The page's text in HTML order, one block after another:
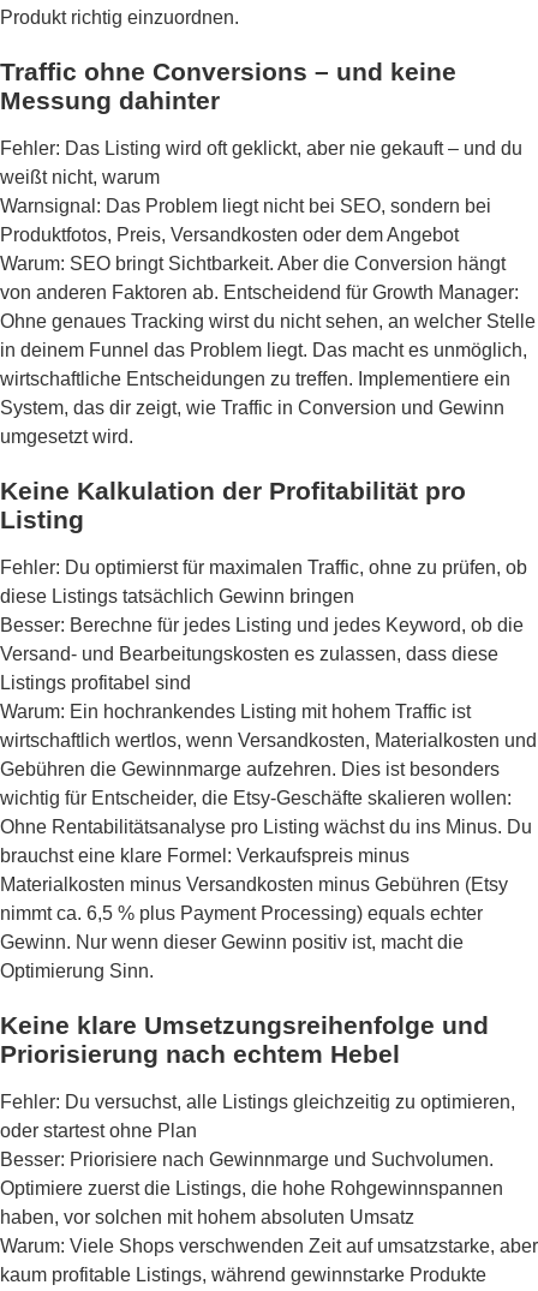
Produkt richtig einzuordnen.
Traffic ohne Conversions – und keine
Messung dahinter
Fehler: Das Listing wird oft geklickt, aber nie gekauft – und du
weißt nicht, warum
Warnsignal: Das Problem liegt nicht bei SEO, sondern bei
Produktfotos, Preis, Versandkosten oder dem Angebot
Warum: SEO bringt Sichtbarkeit. Aber die Conversion hängt
von anderen Faktoren ab. Entscheidend für Growth Manager:
Ohne genaues Tracking wirst du nicht sehen, an welcher Stelle
in deinem Funnel das Problem liegt. Das macht es unmöglich,
wirtschaftliche Entscheidungen zu treffen. Implementiere ein
System, das dir zeigt, wie Traffic in Conversion und Gewinn
umgesetzt wird.
Keine Kalkulation der Profitabilität pro
Listing
Fehler: Du optimierst für maximalen Traffic, ohne zu prüfen, ob
diese Listings tatsächlich Gewinn bringen
Besser: Berechne für jedes Listing und jedes Keyword, ob die
Versand- und Bearbeitungskosten es zulassen, dass diese
Listings profitabel sind
Warum: Ein hochrankendes Listing mit hohem Traffic ist
wirtschaftlich wertlos, wenn Versandkosten, Materialkosten und
Gebühren die Gewinnmarge aufzehren. Dies ist besonders
wichtig für Entscheider, die Etsy-Geschäfte skalieren wollen:
Ohne Rentabilitätsanalyse pro Listing wächst du ins Minus. Du
brauchst eine klare Formel: Verkaufspreis minus
Materialkosten minus Versandkosten minus Gebühren (Etsy
nimmt ca. 6,5 % plus Payment Processing) equals echter
Gewinn. Nur wenn dieser Gewinn positiv ist, macht die
Optimierung Sinn.
Keine klare Umsetzungsreihenfolge und
Priorisierung nach echtem Hebel
Fehler: Du versuchst, alle Listings gleichzeitig zu optimieren,
oder startest ohne Plan
Besser: Priorisiere nach Gewinnmarge und Suchvolumen.
Optimiere zuerst die Listings, die hohe Rohgewinnspannen
haben, vor solchen mit hohem absoluten Umsatz
Warum: Viele Shops verschwenden Zeit auf umsatzstarke, aber
kaum profitable Listings, während gewinnstarke Produkte